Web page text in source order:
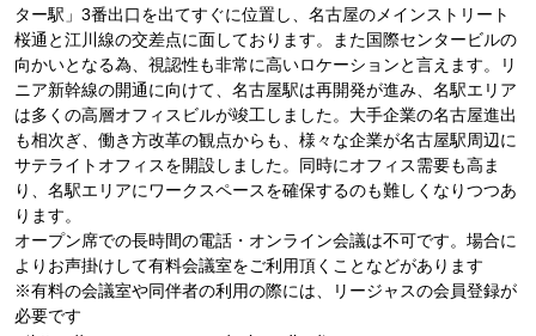
ター駅」3番出口を出てすぐに位置し、名古屋のメインストリート
桜通と江川線の交差点に面しております。また国際センタービルの
向かいとなる為、視認性も非常に高いロケーションと言えます。リ
ニア新幹線の開通に向けて、名古屋駅は再開発が進み、名駅エリア
は多くの高層オフィスビルが竣工しました。大手企業の名古屋進出
も相次ぎ、働き方改革の観点からも、様々な企業が名古屋駅周辺に
サテライトオフィスを開設しました。同時にオフィス需要も高ま
り、名駅エリアにワークスペースを確保するのも難しくなりつつあ
ります。
オープン席での長時間の電話・オンライン会議は不可です。場合に
よりお声掛けして有料会議室をご利用頂くことなどがあります
※有料の会議室や同伴者の利用の際には、リージャスの会員登録が
必要です